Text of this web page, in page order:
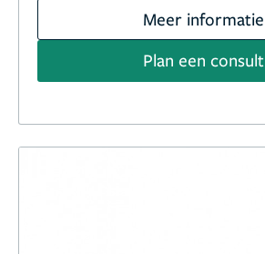
Meer informatie
Plan een consult